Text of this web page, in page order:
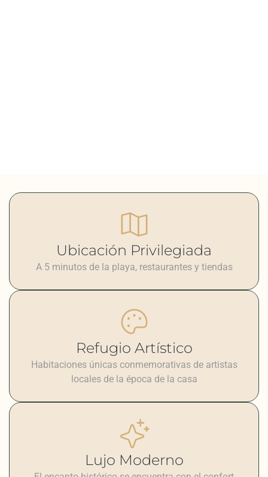
Ubicación Privilegiada
A 5 minutos de la playa, restaurantes y tiendas
Refugio Artístico
Habitaciones únicas conmemorativas de artistas
locales de la época de la casa
Lujo Moderno